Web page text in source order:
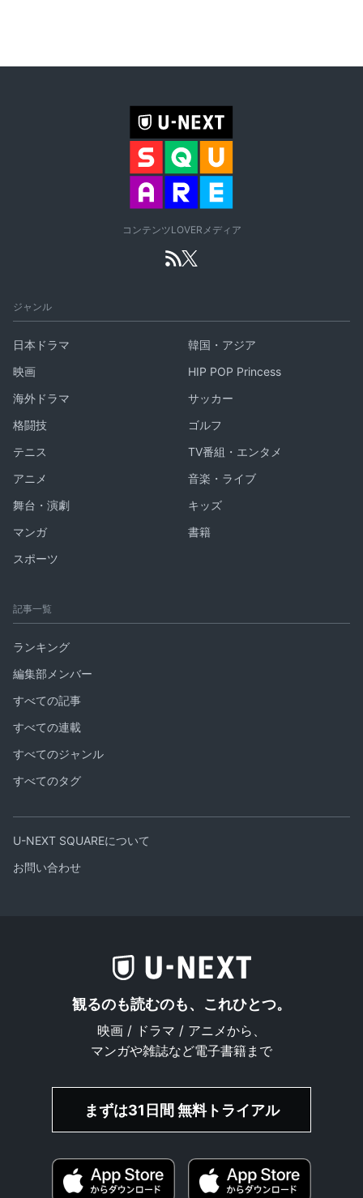
コンテンツLOVERメディア
ジャンル
日本ドラマ
韓国・アジア
映画
HIP POP Princess
海外ドラマ
サッカー
格闘技
ゴルフ
テニス
TV番組・エンタメ
アニメ
音楽・ライブ
舞台・演劇
キッズ
マンガ
書籍
スポーツ
記事一覧
ランキング
編集部メンバー
すべての記事
すべての連載
すべてのジャンル
すべてのタグ
U-NEXT SQUAREについて
お問い合わせ
観るのも読むのも、これひとつ。
映画 / ドラマ / アニメから、
マンガや雑誌など電子書籍まで
まずは31日間 無料トライアル